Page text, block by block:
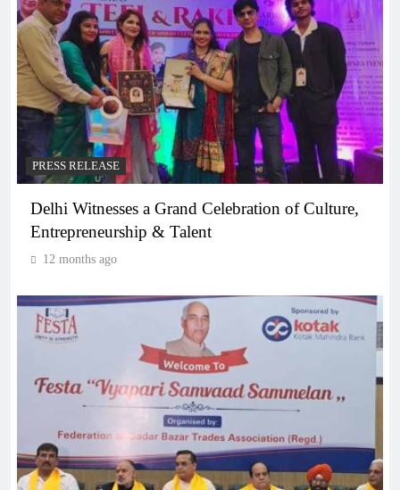
PRESS RELEASE
Delhi Witnesses a Grand Celebration of Culture,
Entrepreneurship & Talent
12 months ago